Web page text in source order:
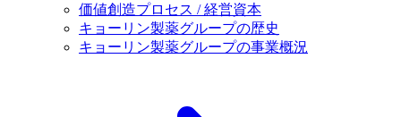
価値創造プロセス / 経営資本
キョーリン製薬グループの歴史
キョーリン製薬グループの事業概況